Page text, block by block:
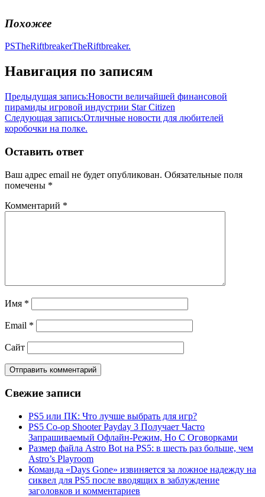
Похожее
PSTheRiftbreakerTheRiftbreaker.
Навигация по записям
Предыдущая запись:Новости величайшей финансовой
пирамиды игровой индустрии Star Citizen
Следующая запись:Отличные новости для любителей
коробочки на полке.
Оставить ответ
Ваш адрес email не будет опубликован. Обязательные поля
помечены *
Комментарий *
Имя *
Email *
Сайт
Свежие записи
PS5 или ПК: Что лучше выбрать для игр?
PS5 Co-op Shooter Payday 3 Получает Часто
Запрашиваемый Офлайн-Режим, Но С Оговорками
Размер файла Astro Bot на PS5: в шесть раз больше, чем
Astro’s Playroom
Команда «Days Gone» извиняется за ложное надежду на
сиквел для PS5 после вводящих в заблуждение
заголовков и комментариев